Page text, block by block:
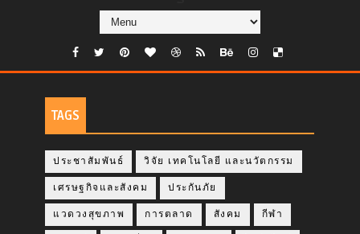
TAGS
ประชาสัมพันธ์ วิจัย เทคโนโลยี และนวัตกรรม
เศรษฐกิจและสังคม ประกันภัย
แวดวงสุขภาพ การตลาด สังคม กีฬา